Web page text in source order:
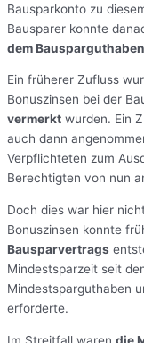
Bausparkonto zu
Bausparer konnte
dem Bausparguthaben
Ein früherer Zufluss
Bonuszinsen bei der
vermerkt wurden. Ein
auch dann
Verpflichteten zum
Berechtigten von nun
Doch dies war hier
Bonuszinsen konnte
Bausparvertrags
Mindestsparzeit seit
Mindestsparguthaben
erforderte.
Im Streitfall waren die